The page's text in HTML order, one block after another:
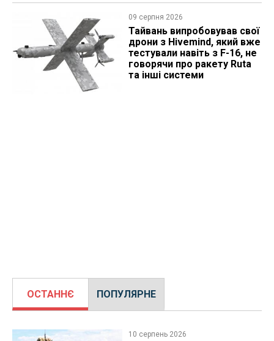
09 серпня 2026
Тайвань випробовував свої
дрони з Hivemind, який вже
тестували навіть з F-16, не
говорячи про ракету Ruta
та інші системи
ОСТАННЄ ПОПУЛЯРНЕ
10 серпень 2026